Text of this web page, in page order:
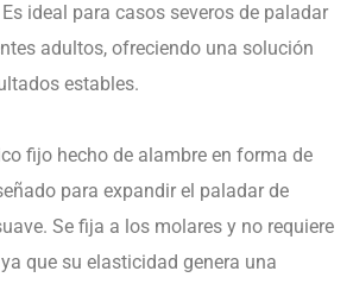
ideal para casos severos de paladar
adultos, ofreciendo una solución
estables.
fijo hecho de alambre en forma de
para expandir el paladar de
Se fija a los molares y no requiere
que su elasticidad genera una